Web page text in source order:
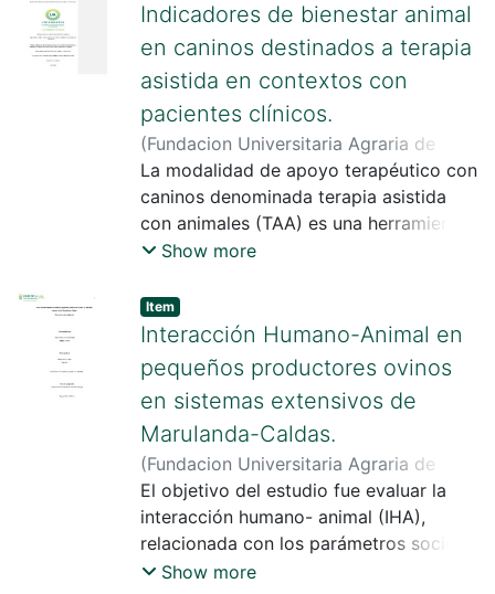
Indicadores de bienestar animal
en caninos destinados a terapia
asistida en contextos con
pacientes clínicos.
(Fundacion Universitaria Agraria de
Colombia,2024)Guzmán Montealegre,
Nixon Alexander;Hernández Pulido,
Diego
La modalidad de apoyo terapéutico con
caninos denominada terapia asistida
con animales (TAA) es una herramienta
invaluable para la mejoría del estado de
interactúan, así mismo está
ampliamente documentado los
beneficios de este tipo de actividades,
en contraparte en Colombia no hay
información suficiente que valide la
condición de bienestar de los caninos
que se usan para este tipo de
actividades.
Show more
Item
Interacción Humano-Animal en
pequeños productores ovinos
en sistemas extensivos de
Marulanda-Caldas.
(Fundacion Universitaria Agraria de
Colombia, 2024)Barrero Melendro ,
Jhoan Manuel;Nelly Cajiao , María
El objetivo del estudio fue evaluar la
interacción humano- animal (IHA),
relacionada con los parámetros socio-
demográficos, actitudes,
Show more